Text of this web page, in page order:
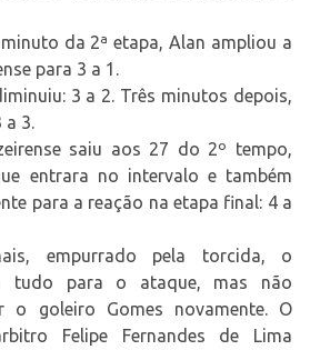
da 2ª etapa, Alan ampliou a
para 3 a 1.
3 a 2. Três minutos depois,
3.
saiu aos 27 do 2º tempo,
entrara no intervalo e também
para a reação na etapa final: 4 a
empurrado pela torcida, o
tudo para o ataque, mas não
o goleiro Gomes novamente. O
Felipe Fernandes de Lima